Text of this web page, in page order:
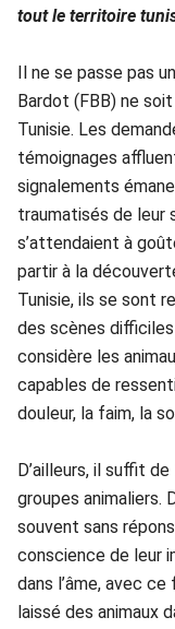
tout le territoire
Il ne se passe pas
Bardot (FBB) ne
Tunisie. Les
témoignages
signalements
traumatisés de leur
s’attendaient à
partir à la
Tunisie, ils se sont
des scènes difficiles
considère les
capables de
douleur, la faim, la
D’ailleurs, il suffit
groupes animaliers.
souvent sans
conscience de leur
dans l’âme, avec
laissé des animaux